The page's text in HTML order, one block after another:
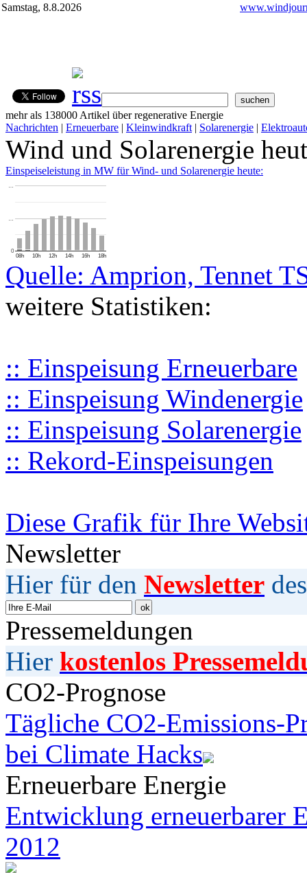
Samstag, 8.8.2026
mehr als 138000 Artikel über regenerative Energie
Nachrichten | Erneuerbare | Kleinwindkraft | Solarenergie |
Wind und Solarenergie
Einspeiseleistung in MW für Wind- und Solarenergie heute:
08h 10h 12h 14h 16h 18h
0
…
…
Quelle: Amprion, Tennet
weitere Statistiken:
:: Einspeisung Erneuerbare
:: Einspeisung Windenergie
:: Einspeisung Solarenergie
:: Rekord-Einspeisungen
Diese Grafik für Ihre
Newsletter
Hier für den Newsletter
Pressemeldungen
Hier kostenlos
CO2-Prognose
Tägliche CO2-Emissions-
bei Climate Hacks
Erneuerbare Energie
Entwicklung erneuerbarer
2012